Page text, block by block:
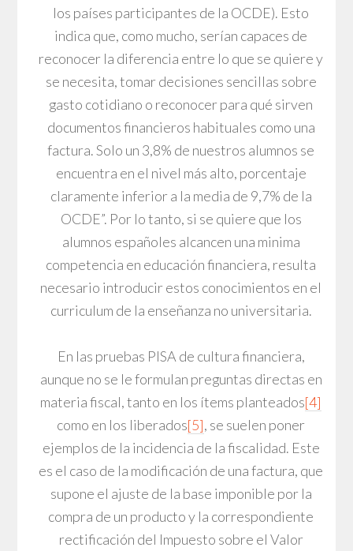
los países participantes de la OCDE). Esto
indica que, como mucho, serían capaces de
reconocer la diferencia entre lo que se quiere y
se necesita, tomar decisiones sencillas sobre
gasto cotidiano o reconocer para qué sirven
documentos financieros habituales como una
factura. Solo un 3,8% de nuestros alumnos se
encuentra en el nivel más alto, porcentaje
claramente inferior a la media de 9,7% de la
OCDE”. Por lo tanto, si se quiere que los
alumnos españoles alcancen una minima
competencia en educación financiera, resulta
necesario introducir estos conocimientos en el
curriculum de la enseñanza no universitaria.
En las pruebas PISA de cultura financiera,
aunque no se le formulan preguntas directas en
materia fiscal, tanto en los ítems planteados[4]
como en los liberados[5], se suelen poner
ejemplos de la incidencia de la fiscalidad. Este
es el caso de la modificación de una factura, que
supone el ajuste de la base imponible por la
compra de un producto y la correspondiente
rectificación del Impuesto sobre el Valor